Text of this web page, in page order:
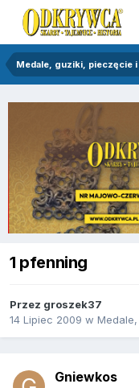
Medale, guziki, pieczęcie i
1 pfenning
Przez groszek37
14 Lipiec 2009 w
Gniewkos